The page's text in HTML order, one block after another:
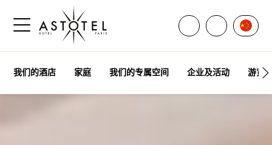
打开侧边菜单
打开所有联系方式
致电联系我
言語
我们的酒店 家庭 我们的专属空间 企业及活动 游览